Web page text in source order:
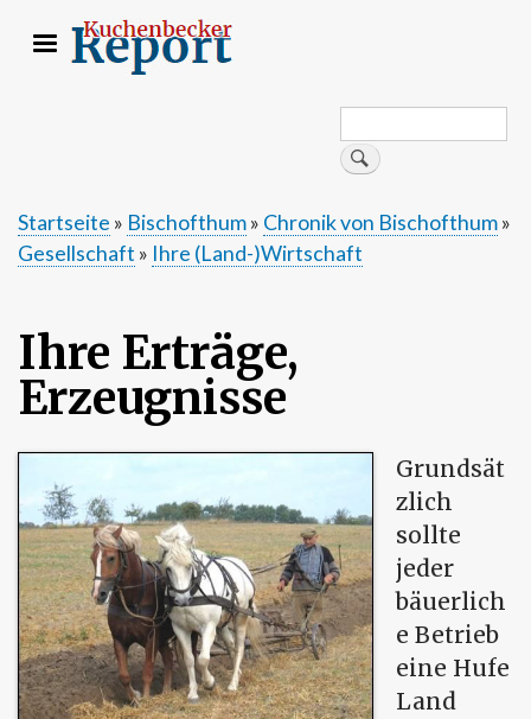
Suche
Pfadnavigation
Startseite Bischofthum
Chronik von Bischofthum
Gesellschaft
Ihre (Land-)Wirtschaft
Ihre Erträge,
Erzeugnisse
Grundsät
zlich
sollte
jeder
bäuerlich
e Betrieb
eine Hufe
Land